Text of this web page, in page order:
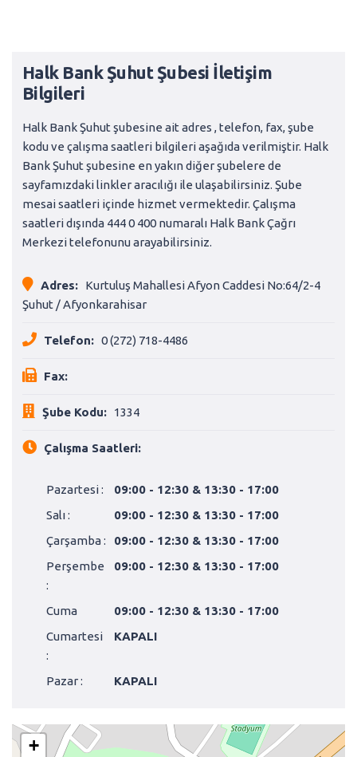
Halk Bank Şuhut Şubesi İletişim
Bilgileri
Halk Bank Şuhut şubesine ait adres , telefon, fax, şube
kodu ve çalışma saatleri bilgileri aşağıda verilmiştir. Halk
Bank Şuhut şubesine en yakın diğer şubelere de
sayfamızdaki linkler aracılığı ile ulaşabilirsiniz. Şube
mesai saatleri içinde hizmet vermektedir. Çalışma
saatleri dışında 444 0 400 numaralı Halk Bank Çağrı
Merkezi telefonunu arayabilirsiniz.
Adres:
Kurtuluş Mahallesi Afyon Caddesi No:64/2-4
Şuhut / Afyonkarahisar
Telefon: 0 (272) 718-4486
Fax:
Şube Kodu: 1334
Çalışma Saatleri:
Pazartesi :
09:00 - 12:30 & 13:30 - 17:00
Salı :
09:00 - 12:30 & 13:30 - 17:00
Çarşamba :
09:00 - 12:30 & 13:30 - 17:00
Perşembe
:
09:00 - 12:30 & 13:30 - 17:00
Cuma
09:00 - 12:30 & 13:30 - 17:00
Cumartesi
:
KAPALI
Pazar : KAPALI
+